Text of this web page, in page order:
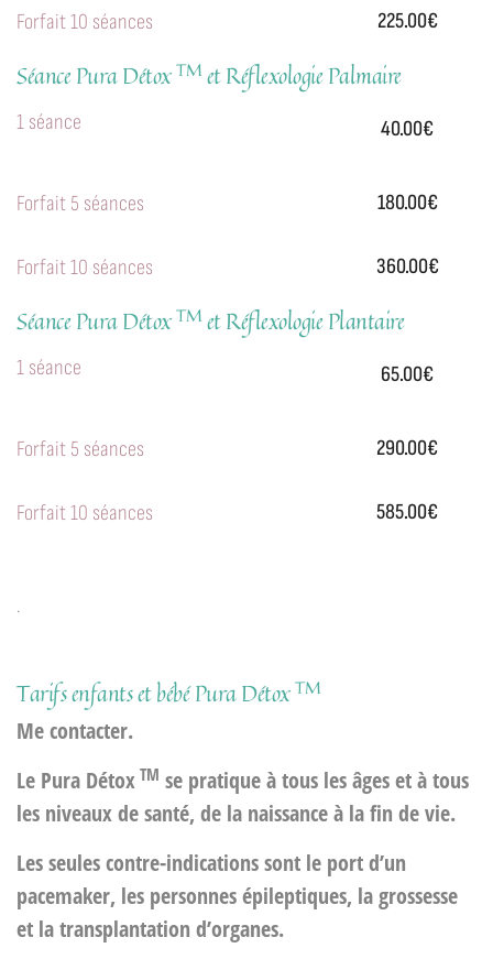
Forfait 10 séances 225.00€
Séance Pura DétoxTMet Réflexologie Palmaire
1 séance 40.00€
Forfait 5 séances 180.00€
Forfait 10 séances 360.00€
Séance Pura DétoxTMet Réflexologie Plantaire
1 séance 65.00€
Forfait 5 séances 290.00€
Forfait 10 séances 585.00€
.
Tarifs enfants et bébé Pura DétoxTM
Me contacter.
Le Pura Détox TM se pratique à tous les âges et à tous
les niveaux de santé, de la naissance à la fin de vie.
Les seules contre-indications sont le port d’un
pacemaker, les personnes épileptiques, la grossesse
et la transplantation d’organes.